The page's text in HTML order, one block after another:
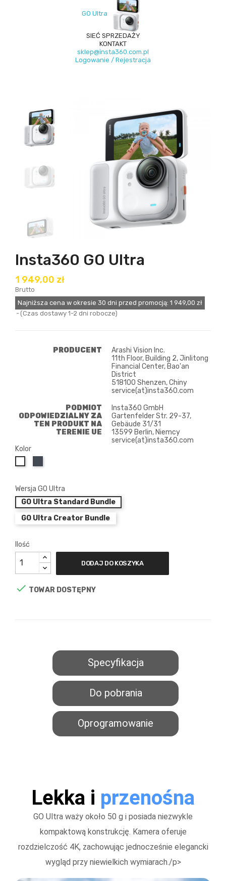
GO Ultra
SIEĆ SPRZEDAŻY
KONTAKT
sklep@insta360.com.pl
Logowanie / Rejestracja
Insta360 GO Ultra
1 949,00 zł
Brutto
Najniższa cena w okresie 30 dni przed promocją: 1 949,00 zł
(Czas dostawy 1-2 dni robocze)
PRODUCENT
Arashi Vision Inc.
11th Floor, Building 2, Jinlitong
Financial Center, Bao'an
District
518100 Shenzen, Chiny
service(at)insta360.com
PODMIOT
ODPOWIEDZIALNY ZA
TEN PRODUKT NA
TERENIE UE
Insta360 GmbH
Gartenfelder Str. 29-37,
Gebäude 31/31
13599 Berlin, Niemcy
service(at)insta360.com
Kolor
Wersja GO Ultra
GO Ultra Standard Bundle
GO Ultra Creator Bundle
Ilość
DODAJ DO KOSZYKA
 TOWAR DOSTĘPNY
Specyfikacja
Do pobrania
Oprogramowanie
Lekka i przenośna
GO Ultra waży około 50 g i posiada niezwykle
kompaktową konstrukcję. Kamera oferuje
rozdzielczość 4K, zachowując jednocześnie elegancki
wygląd przy niewielkich wymiarach./p>